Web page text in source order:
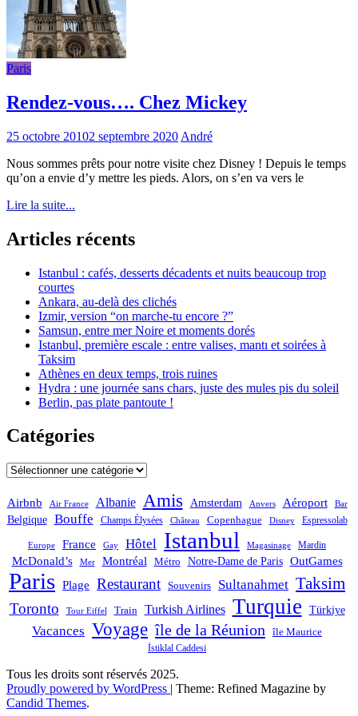
Paris
Rendez-vous…. Chez Mickey
25 octobre 20102 septembre 2020 André
Nous sommes prêts pour notre visite chez Disney ! Depuis le temps
qu’on a envie d’y mettre les pieds. Alors, on s’en va vers le
Lire la suite...
Articles récents
Istanbul : cafés, desserts décadents et nuits beaucoup trop
courtes
Ankara, au-delà des clichés
Izmir, version “on marche-tu encore ?”
Samsun, entre mer Noire et moments dorés
Istanbul, première escale : entre valises, mantı et soirées à
Taksim
Athènes en deux temps, trois ruines
Hydra : une journée sans chars, juste des mules pis du soleil
Berlin, pas plate pantoute !
Catégories
Catégories
Airbnb Air France Albanie Amis Amsterdam Anvers Aéroport Bar
Belgique Bouffe Champs Élysées Château Copenhague Disney Espressolab
Europe France Gay Hôtel Istanbul Magasinage Mardin
McDonald’s Mer Montréal Métro Notre-Dame de Paris OutGames
Paris Plage Restaurant Souvenirs Sultanahmet Taksim
Toronto Tour Eiffel Train Turkish Airlines Turquie Türkiye
Vacances Voyage île de la Réunion
île Maurice
İstiklal Caddesi
Tous les droits sont réservés 2025.
Proudly powered by WordPress | Theme: Refined Magazine by
Candid Themes.